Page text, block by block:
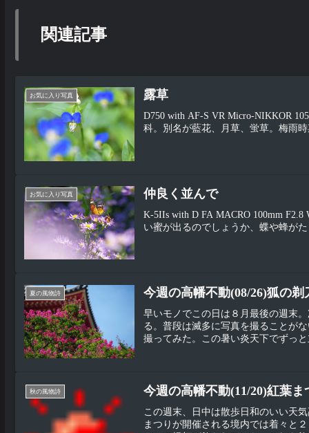
関連記事
お気に入り写真 露草
D750 with AF-S VR Micro-NIKKOR
科。別名が藍花、月草、蛍草。梅雨
お気に入り写真 仲良く並んで
K-5IIs with D FA MACRO 100mm
い蜜が出るのでしょうか、蝶や蜂が
夏の風物詩 今週の高幡不動(08/26)狐の剃
早いモノでこの日は８月最後の週末
る。普段は滅多に写真を撮ることが
撮ってみた。この暑い炎天下でずっ
秋の風物詩 今週の高幡不動(11/20)紅葉
この週末、日中は散歩日和のいい天
まつりが開催される境内では着々と